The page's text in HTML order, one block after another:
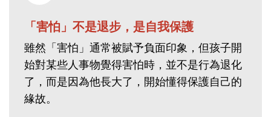
「害怕」不是退步，是自我保護
雖然「害怕」通常被賦予負面印象，但孩子開
始對某些人事物覺得害怕時，並不是行為退化
了，而是因為他長大了，開始懂得保護自己的
緣故。